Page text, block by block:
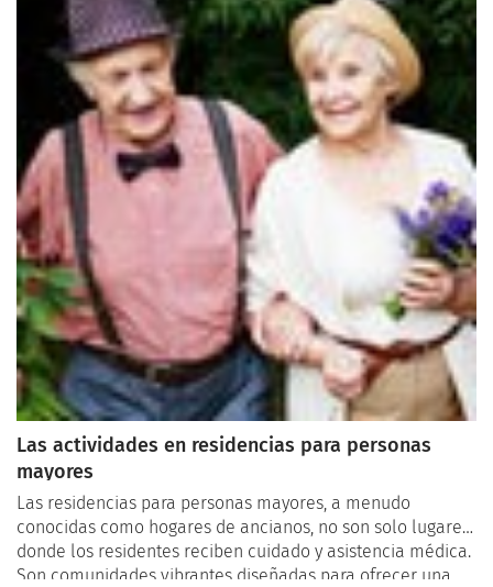
profunda con el mundo natural.
Las actividades en residencias para personas
mayores
Las residencias para personas mayores, a menudo
conocidas como hogares de ancianos, no son solo lugares
donde los residentes reciben cuidado y asistencia médica.
Son comunidades vibrantes diseñadas para ofrecer una